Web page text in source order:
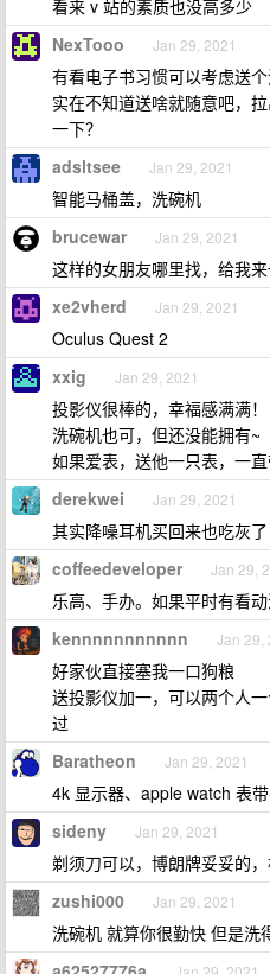
看来 v 站的素质也没高多少
NexTooo Jan 29, 2021
有看电子书习惯可以考虑送
实在不知道送啥就随意吧，
一下？
adsltsee Jan 29, 2021
智能马桶盖，洗碗机
brucewar Jan 29, 2021
这样的女朋友哪里找，给我
xe2vherd Jan 29, 2021
Oculus Quest 2
xxig Jan 29, 2021
投影仪很棒的，幸福感满满！
洗碗机也可，但还没能拥有~
如果爱表，送他一只表，一
derekwei Jan 29, 2021
其实降噪耳机买回来也吃灰
coffeedeveloper Jan 29,
乐高、手办。如果平时有看
kennnnnnnnnnn Jan 29,
好家伙直接塞我一口狗粮
送投影仪加一，可以两个人
过
Baratheon Jan 29, 2021
4k 显示器、apple watch 表带
sideny Jan 29, 2021
剃须刀可以，博朗牌妥妥的
zushi000 Jan 29, 2021
洗碗机 就算你很勤快 但是洗